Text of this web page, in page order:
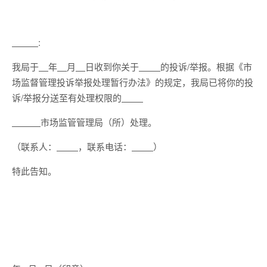
:
我局于
年 月 日收到你关于
的投诉/举报。根据《市
场监督管理投诉举报处理暂行办法》的规定，我局已将你的投
诉/举报分送至有处理权限的
市场监管管理局（所）处理。
（联系人：
，联系电话：
）
特此告知。